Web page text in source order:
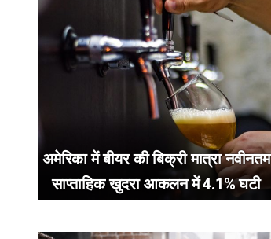
अमेरिका में बीयर की बिक्री मात्रा नवीनतम
साप्ताहिक खुदरा आकलन में 4.1% घटी